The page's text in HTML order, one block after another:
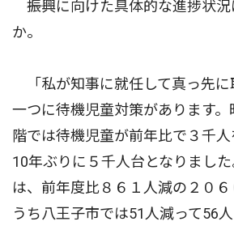
――振興に向けた具体的な進捗状
か。
「私が知事に就任して真っ先に
一つに待機児童対策があります
階では待機児童が前年比で３千人
10年ぶりに５千人台となりまし
は、前年度比８６１人減の２０
うち八王子市では51人減って56